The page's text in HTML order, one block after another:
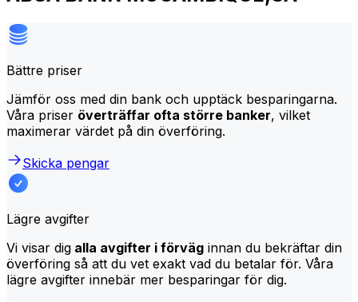
Bättre priser
Jämför oss med din bank och upptäck besparingarna.
Våra priser överträffar ofta större banker, vilket
maximerar värdet på din överföring.
Skicka pengar
Lägre avgifter
Vi visar dig alla avgifter i förväg innan du bekräftar din
överföring så att du vet exakt vad du betalar för. Våra
lägre avgifter innebär mer besparingar för dig.